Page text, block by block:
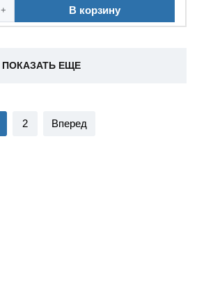
+ В корзину
ПОКАЗАТЬ ЕЩЕ
2 Вперед